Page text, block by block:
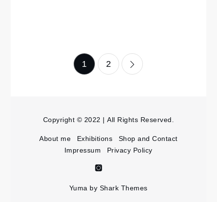
Beiträge
1 2
Copyright © 2022 | All Rights Reserved.
About me Exhibitions
Shop and Contact
Impressum
Privacy Policy
Anna
Salto
Marshall
Yuma by Shark Themes